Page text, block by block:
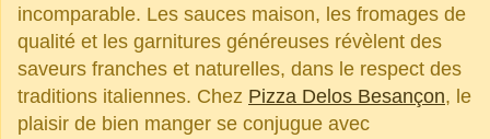
incomparable. Les sauces maison, les fromages de
qualité et les garnitures généreuses révèlent des
saveurs franches et naturelles, dans le respect des
traditions italiennes. Chez Pizza Delos Besançon, le
plaisir de bien manger se conjugue avec